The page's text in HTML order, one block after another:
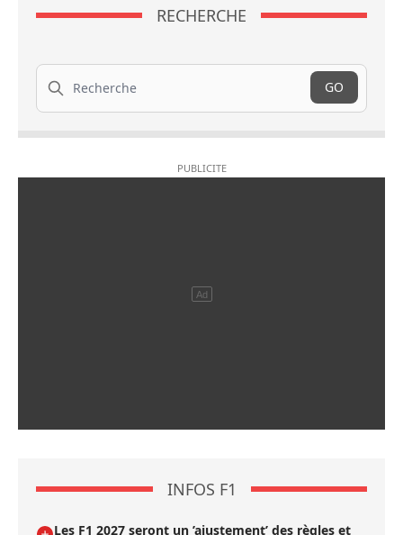
RECHERCHE
Recherche
GO
INFOS F1
Les F1 2027 seront un ’ajustement’ des règles et